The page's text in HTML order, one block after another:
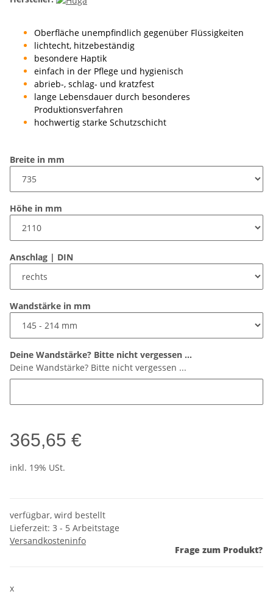
Oberfläche unempfindlich gegenüber Flüssigkeiten
lichtecht, hitzebeständig
besondere Haptik
einfach in der Pflege und hygienisch
abrieb-, schlag- und kratzfest
lange Lebensdauer durch besonderes
Produktionsverfahren
hochwertig starke Schutzschicht
Breite in mm
Höhe in mm
Anschlag | DIN
Wandstärke in mm
Deine Wandstärke? Bitte nicht vergessen ...
Deine Wandstärke? Bitte nicht vergessen ...
365,65 €
inkl. 19% USt.
verfügbar, wird bestellt
Lieferzeit: 3 - 5 Arbeitstage
Versandkosteninfo
Frage zum Produkt?
x